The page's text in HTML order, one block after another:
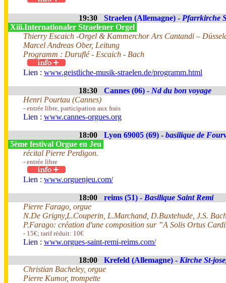
19:30 Straelen (Allemagne) - Pfarrkirche
Xiii.Internationaler Straelener Orgel
Thierry Escaich -Orgel & Kammerchor Ars Cantandi –
Marcel Andreas Ober, Leitung
Programm : Duruflé - Escaich - Bach
Lien : www.geistliche-musik-straelen.de/programm.html
18:30 Cannes (06) - Nd du bon voyage
Henri Pourtau (Cannes)
- entrée libre, participation aux frais
Lien : www.cannes-orgues.org
18:00 Lyon 69005 (69) - basilique de
5ème festival Orgue en Jeu
récital Pierre Perdigon.
- entrée libre
Lien : www.orguenjeu.com/
18:00 reims (51) - Basilique Saint Remi
Pierre Farago, orgue
N.De Grigny,L.Couperin, L.Marchand, D.Buxtehude, J.S.
P.Farago: création d'une composition sur ”A Solis Ortus
- 15€; tarif réduit: 10€
Lien : www.orgues-saint-remi-reims.com/
18:00 Krefeld (Allemagne) - Kirche St-
Christian Bacheley, orgue
Pierre Kumor, trompette